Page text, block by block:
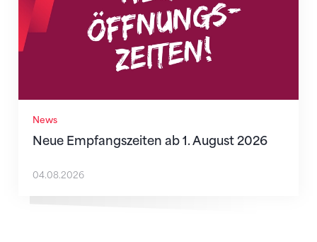
News
Neue Empfangszeiten ab 1. August 2026
04.08.2026